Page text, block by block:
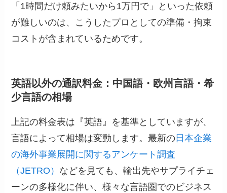
「1時間だけ頼みたいから1万円で」といった依頼
が難しいのは、こうしたプロとしての準備・拘束
コストが含まれているためです。
英語以外の通訳料金：中国語・欧州言語・希
少言語の相場
上記の料金表は『英語』を基準としていますが、
言語によって相場は変動します。最新の 日本企業
の海外事業展開に関するアンケート調査
（JETRO） などを見ても、輸出先やサプライチェ
ーンの多様化に伴い、様々な言語圏でのビジネス